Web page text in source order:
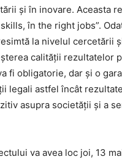
şi în inovare. Aceasta
în the right jobs”.
la nivelul cercetării
calităţii rezultatelor
fi obligatorie, dar şi o
legali astfel încât
asupra societăţii şi a
va avea loc joi, 13